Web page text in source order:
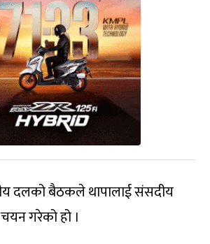
दलको बैठकले थापालाई संसदीय
गरेको हो ।